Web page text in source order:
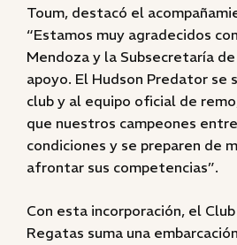
Toum, destacó el
“Estamos muy agradecidos
Mendoza y la Subsecretaría
apoyo. El Hudson Predator se
club y al equipo oficial de
que nuestros campeones
condiciones y se preparen de
afrontar sus competencias”.
Con esta incorporación, el
Regatas suma una